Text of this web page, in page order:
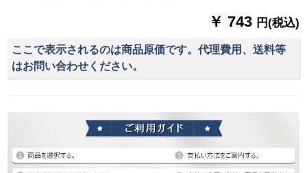
￥ 743 円(税込)
ここで表示されるのは商品原価です。代理費用、送料等
はお問い合わせください。